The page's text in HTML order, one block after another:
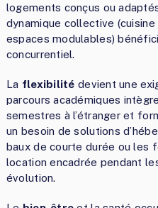
logements conçus ou
dynamique collective (cuisine
espaces modulables)
concurrentiel.
La flexibilité devient une
parcours académiques
semestres à l’étranger et
un besoin de solutions
baux de courte durée ou les
location encadrée pendant
évolution.